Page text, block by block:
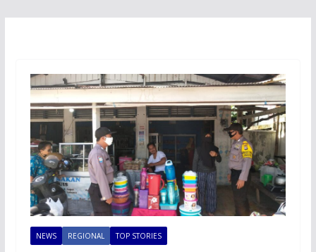
NEWS REGIONAL TOP STORIES